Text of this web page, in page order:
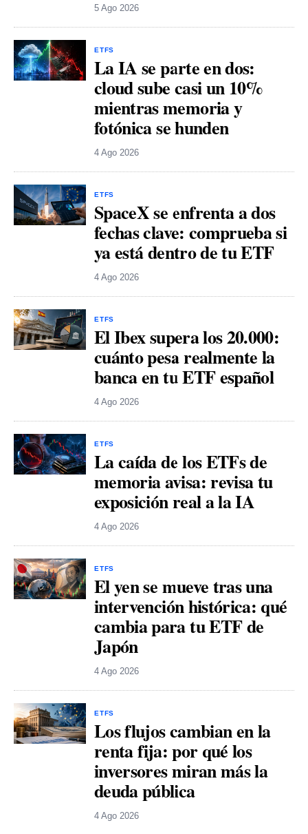
5 Ago 2026
ETFS
La IA se parte en dos:
cloud sube casi un 10%
mientras memoria y
fotónica se hunden
4 Ago 2026
ETFS
SpaceX se enfrenta a dos
fechas clave: comprueba si
ya está dentro de tu ETF
4 Ago 2026
ETFS
El Ibex supera los 20.000:
cuánto pesa realmente la
banca en tu ETF español
4 Ago 2026
ETFS
La caída de los ETFs de
memoria avisa: revisa tu
exposición real a la IA
4 Ago 2026
ETFS
El yen se mueve tras una
intervención histórica: qué
cambia para tu ETF de
Japón
4 Ago 2026
ETFS
Los flujos cambian en la
renta fija: por qué los
inversores miran más la
deuda pública
4 Ago 2026